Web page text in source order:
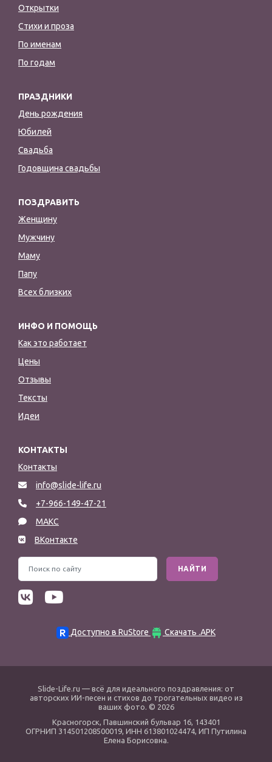
Открытки
Стихи и проза
По именам
По годам
ПРАЗДНИКИ
День рождения
Юбилей
Свадьба
Годовщина свадьбы
ПОЗДРАВИТЬ
Женщину
Мужчину
Маму
Папу
Всех близких
ИНФО И ПОМОЩЬ
Как это работает
Цены
Отзывы
Тексты
Идеи
КОНТАКТЫ
Контакты
info@slide-life.ru
+7-966-149-47-21
МАКС
ВКонтакте
НАЙТИ
Доступно в RuStore Скачать .APK
Slide-Life.ru — всё для идеального поздравления: от
авторских ИИ-песен и стихов до трогательных видео из
ваших фото. © 2026
Красногорск, Павшинский бульвар 16, 143401
ОГРНИП 314501208500019, ИНН 613801024474, ИП Путилина
Елена Борисовна.